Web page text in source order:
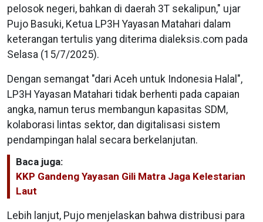
pelosok negeri, bahkan di daerah 3T sekalipun," ujar
Pujo Basuki, Ketua LP3H Yayasan Matahari dalam
keterangan tertulis yang diterima dialeksis.com pada
Selasa (15/7/2025).
Dengan semangat "dari Aceh untuk Indonesia Halal",
LP3H Yayasan Matahari tidak berhenti pada capaian
angka, namun terus membangun kapasitas SDM,
kolaborasi lintas sektor, dan digitalisasi sistem
pendampingan halal secara berkelanjutan.
Baca juga:
KKP Gandeng Yayasan Gili Matra Jaga Kelestarian
Laut
Lebih lanjut, Pujo menjelaskan bahwa distribusi para